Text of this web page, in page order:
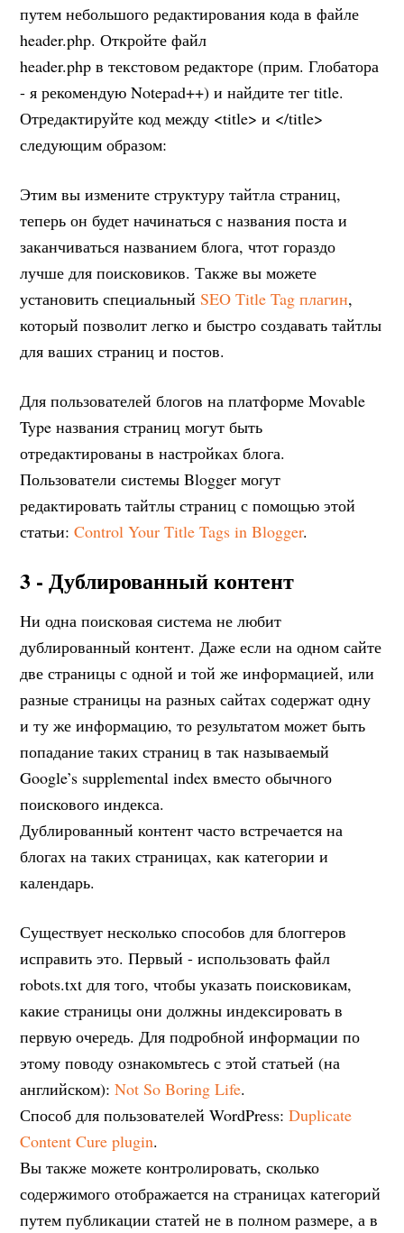
путем небольшого редактирования кода в файле
header.php. Откройте файл
header.php в текстовом редакторе (прим. Глобатора
- я рекомендую Notepad++) и найдите тег title.
Отредактируйте код между <title> и </title>
следующим образом:
Этим вы измените структуру тайтла страниц,
теперь он будет начинаться с названия поста и
заканчиваться названием блога, чтот гораздо
лучше для поисковиков. Также вы можете
установить специальныйSEO Title Tag плагин,
который позволит легко и быстро создавать тайтлы
для ваших страниц и постов.
Для пользователей блогов на платформе Movable
Type названия страниц могут быть
отредактированы в настройках блога.
Пользователи системы Blogger могут
редактировать тайтлы страниц с помощью этой
статьи:Control Your Title Tags in Blogger.
3 - Дублированный контент
Ни одна поисковая система не любит
дублированный контент. Даже если на одном сайте
две страницы с одной и той же информацией, или
разные страницы на разных сайтах содержат одну
и ту же информацию, то результатом может быть
попадание таких страниц в так называемый
Google’s supplemental index вместо обычного
поискового индекса.
Дублированный контент часто встречается на
блогах на таких страницах, как категории и
календарь.
Существует несколько способов для блоггеров
исправить это. Первый - использовать файл
robots.txt для того, чтобы указать поисковикам,
какие страницы они должны индексировать в
первую очередь. Для подробной информации по
этому поводу ознакомьтесь с этой статьей (на
английском):Not So Boring Life.
Способ для пользователей WordPress:Duplicate
Content Cure plugin.
Вы также можете контролировать, сколько
содержимого отображается на страницах категорий
путем публикации статей не в полном размере, а в